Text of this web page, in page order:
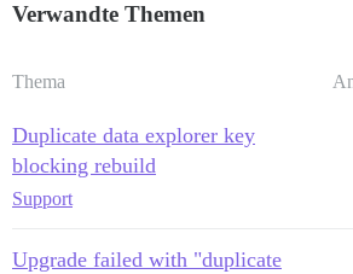
Verwandte Themen
Thema
Duplicate data explorer key
blocking rebuild
Support
Upgrade failed with "duplicate